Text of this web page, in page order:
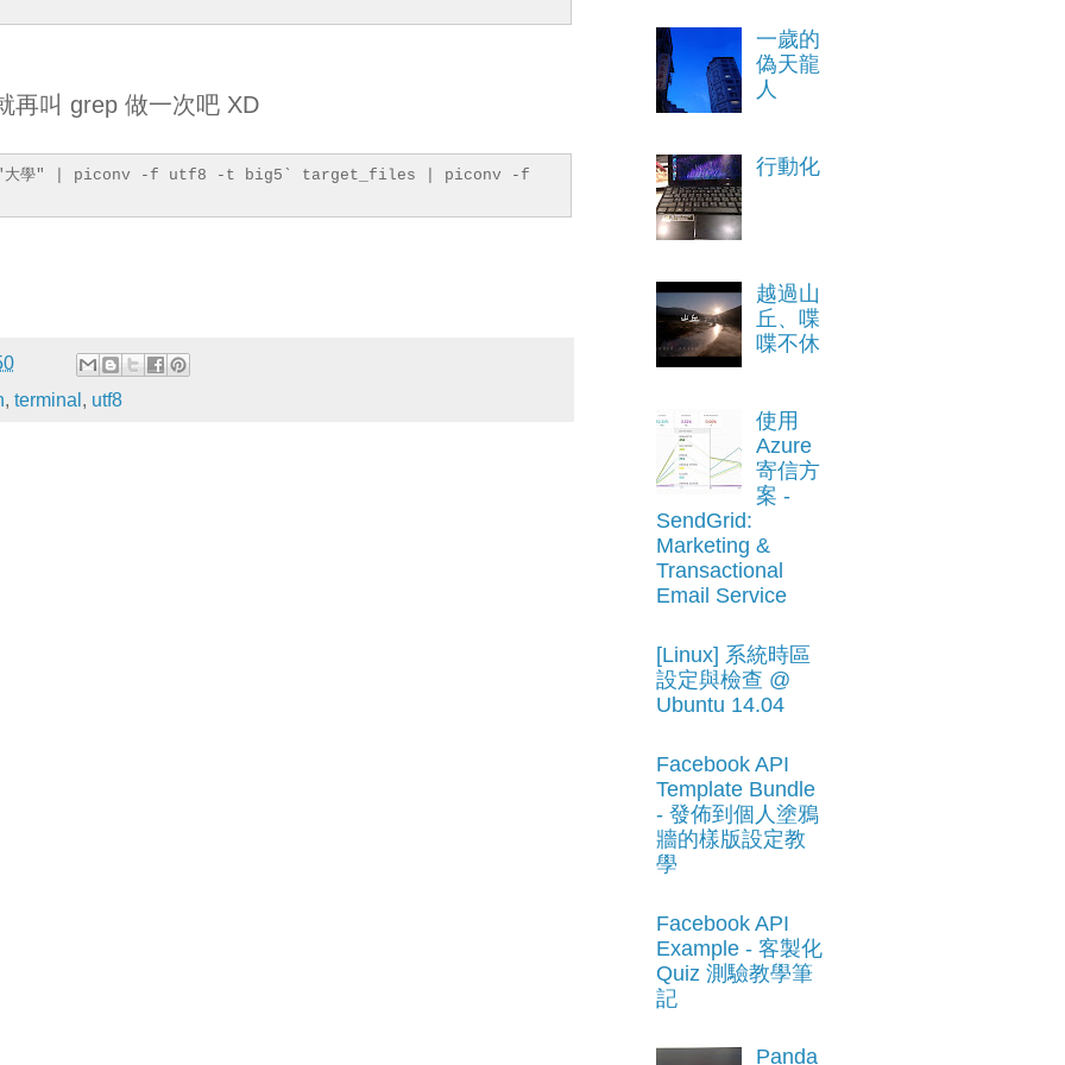
再叫 grep 做一次吧 XD
"大學" | piconv -f utf8 -t big5` target_files | piconv -f
, terminal, utf8
一歲的
偽天龍
人
行動化
越過山
丘、喋
喋不休
使用
Azure
寄信方
案 -
SendGrid:
Marketing &
Transactional
Email Service
[Linux] 系統時區
設定與檢查 @
Ubuntu 14.04
Facebook API
Template Bundle
- 發佈到個人塗鴉
牆的樣版設定教
學
Facebook API
Example - 客製化
Quiz 測驗教學筆
記
Panda